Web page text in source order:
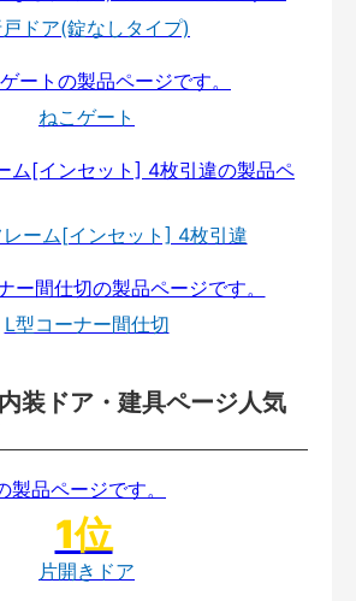
ドア(錠なしタイプ)
ねこゲート
レーム[インセット] 4枚引違
L型コーナー間仕切
装ドア・建具ページ人気
片開きドア